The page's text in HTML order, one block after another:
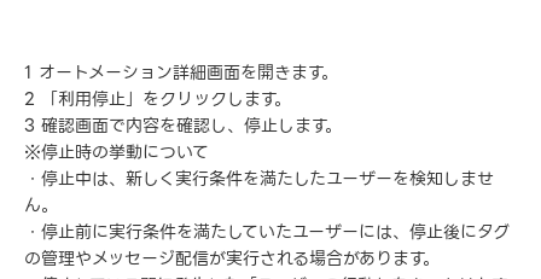
1 オートメーション詳細画面を開きます。
2 「利用停止」をクリックします。
3 確認画面で内容を確認し、停止します。
※停止時の挙動について
・停止中は、新しく実行条件を満たしたユーザーを検知しませ
ん。
・停止前に実行条件を満たしていたユーザーには、停止後にタグ
の管理やメッセージ配信が実行される場合があります。